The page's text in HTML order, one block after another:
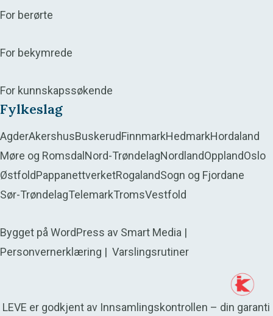
For berørte
For bekymrede
For kunnskapssøkende
Fylkeslag
AgderAkershusBuskerudFinnmarkHedmarkHordaland
Møre og Romsdal Nord-TrøndelagNordlandOpplandOslo
ØstfoldPappanettverketRogalandSogn og Fjordane
Sør-TrøndelagTelemarkTromsVestfold
Bygget på WordPress av Smart Media |
Personvernerklæring | Varslingsrutiner
LEVE er godkjent av Innsamlingskontrollen – din garanti